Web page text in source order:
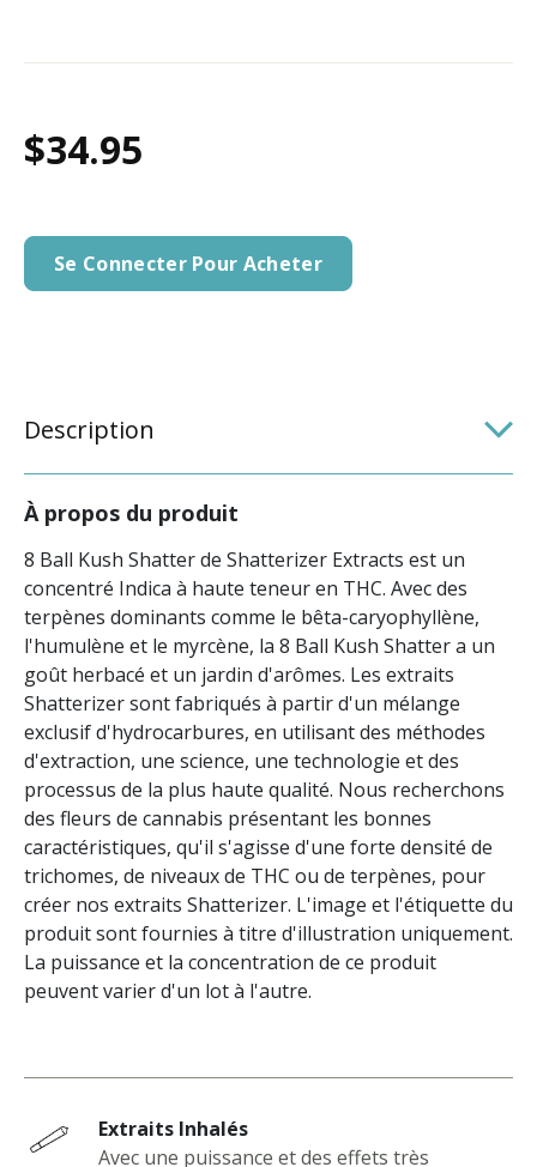
$34.95
Se Connecter Pour Acheter
Description
À propos du produit
8 Ball Kush Shatter de Shatterizer Extracts est un
concentré Indica à haute teneur en THC. Avec des
terpènes dominants comme le bêta-caryophyllène,
l'humulène et le myrcène, la 8 Ball Kush Shatter a un
goût herbacé et un jardin d'arômes. Les extraits
Shatterizer sont fabriqués à partir d'un mélange
exclusif d'hydrocarbures, en utilisant des méthodes
d'extraction, une science, une technologie et des
processus de la plus haute qualité. Nous recherchons
des fleurs de cannabis présentant les bonnes
caractéristiques, qu'il s'agisse d'une forte densité de
trichomes, de niveaux de THC ou de terpènes, pour
créer nos extraits Shatterizer. L'image et l'étiquette du
produit sont fournies à titre d'illustration uniquement.
La puissance et la concentration de ce produit
peuvent varier d'un lot à l'autre.
Extraits Inhalés
Avec une puissance et des effets très